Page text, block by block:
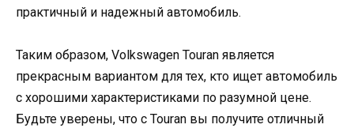
практичный и надежный автомобиль.
Таким образом, Volkswagen Touran является
прекрасным вариантом для тех, кто ищет автомобиль
с хорошими характеристиками по разумной цене.
Будьте уверены, что с Touran вы получите отличный